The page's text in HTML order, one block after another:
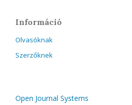
Információ
Olvasóknak
Szerzőknek
Open Journal Systems